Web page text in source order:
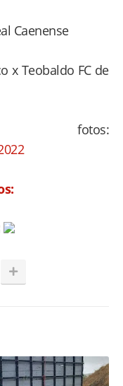
Caenense
x Teobaldo FC de
e fotos: